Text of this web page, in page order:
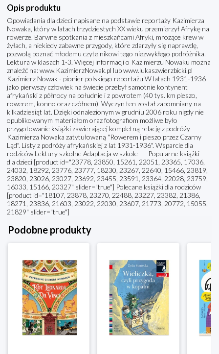
Opis produktu
Opowiadania dla dzieci napisane na podstawie reportaży Kazimierza
Nowaka, który w latach trzydziestych XX wieku przemierzył Afrykę na
rowerze. Barwne spotkania z mieszkańcami Afryki, mrożące krew w
żyłach, a niekiedy zabawne przygody, które zdarzyły się naprawdę,
pozwolą poznać młodemu czytelnikowi tego niezwykłego podróżnika.
Lektura w klasach 1-3. Więcej informacji o Kazimierzu Nowaku można
znaleźć na: www.KazimierzNowak.pl lub www.lukaszwierzbicki.pl
Kazimierz Nowak - pionier polskiego reportażu W latach 1931-1936
jako pierwszy człowiek na świecie przebył samotnie kontynent
afrykański z północy na południe i z powrotem (40 tys. km pieszo,
rowerem, konno oraz czółnem). Wyczyn ten został zapomniany na
kilkadziesiąt lat. Dzięki odnalezionym w grudniu 2006 roku nigdy nie
opublikowanym materiałom oraz fotografiom możliwe było
przygotowanie książki zawierającej kompletną relację z podróży
Kazimierza Nowaka zatytułowaną "Rowerem i pieszo przez Czarny
Ląd". Listy z podróży afrykańskiej z lat 1931-1936". Wsparcie dla
rodziców Lektury szkolne Adaptacja w szkole Popularne książki
dla dzieci [product id="23778, 23850, 15261, 22051, 23365, 17036,
24032, 18292, 23776, 23777, 18230, 23267, 22640, 15466, 23819,
23820, 23026, 23027, 23692, 23455, 23591, 23364, 22028, 23759,
16033, 15166, 20327" slider="true"] Polecane książki dla rodziców
[product id="18107, 23878, 23270, 22488, 23227, 23382, 21386,
18271, 23836, 21603, 23022, 22030, 23607, 21773, 20772, 15055,
21829" slider="true"]
Podobne produkty